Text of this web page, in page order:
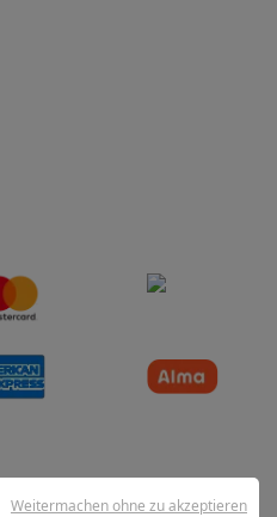
Weitermachen ohne zu akzeptieren